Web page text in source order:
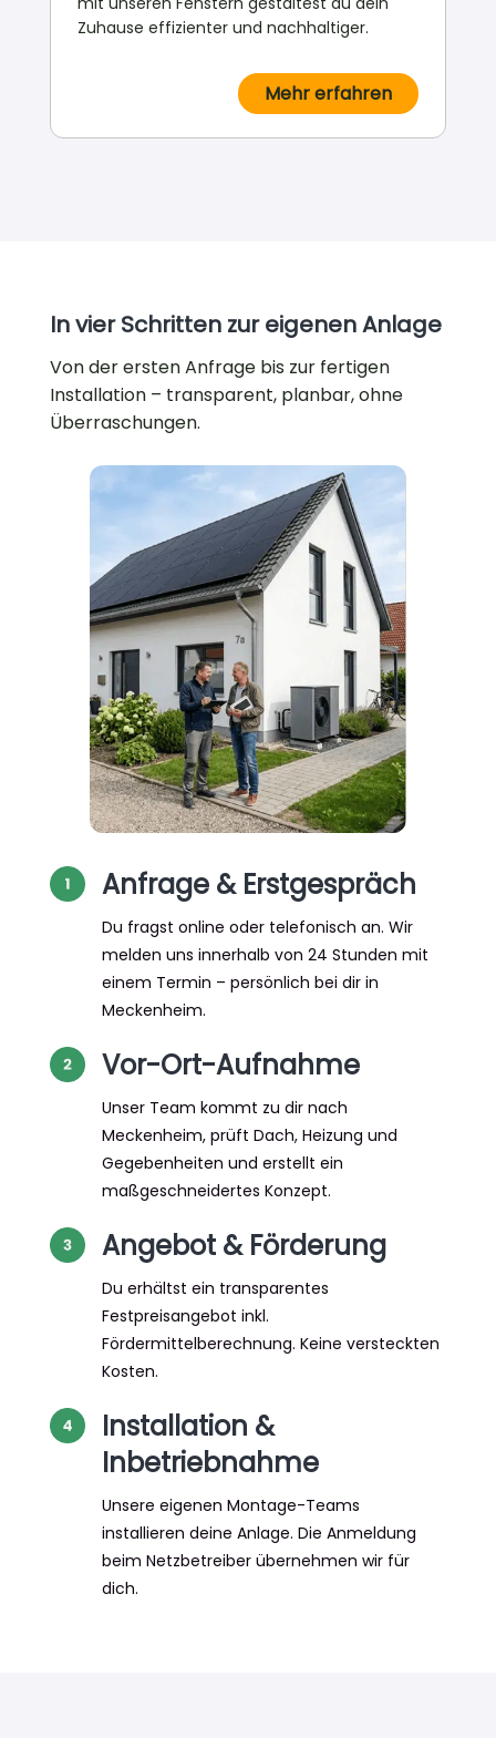
Zuhause effizienter und nachhaltiger.
Mehr erfahren
In vier Schritten zur eigenen Anlage
Von der ersten Anfrage bis zur fertigen
Installation – transparent, planbar, ohne
Überraschungen.
Anfrage & Erstgespräch
Du fragst online oder telefonisch an. Wir
melden uns innerhalb von 24 Stunden mit
einem Termin – persönlich bei dir in
Meckenheim.
Vor-Ort-Aufnahme
Unser Team kommt zu dir nach
Meckenheim, prüft Dach, Heizung und
Gegebenheiten und erstellt ein
maßgeschneidertes Konzept.
Angebot & Förderung
Du erhältst ein transparentes
Festpreisangebot inkl.
Fördermittelberechnung. Keine versteckten
Kosten.
Installation &
Inbetriebnahme
Unsere eigenen Montage-Teams
installieren deine Anlage. Die Anmeldung
beim Netzbetreiber übernehmen wir für
dich.